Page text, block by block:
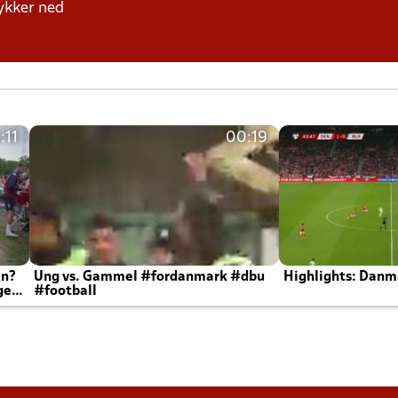
ned
00:19
Ung vs. Gammel #fordanmark #dbu
#football
Highlights: